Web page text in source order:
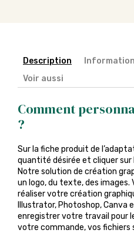
Description
Voir aussi
Comment
?
Sur la fiche produit de
quantité désirée et cliquer sur
Notre solution de création
un logo, du texte, des images.
réaliser votre création
Illustrator, Photoshop, Canva
enregistrer votre travail pour
votre commande, vos fichiers